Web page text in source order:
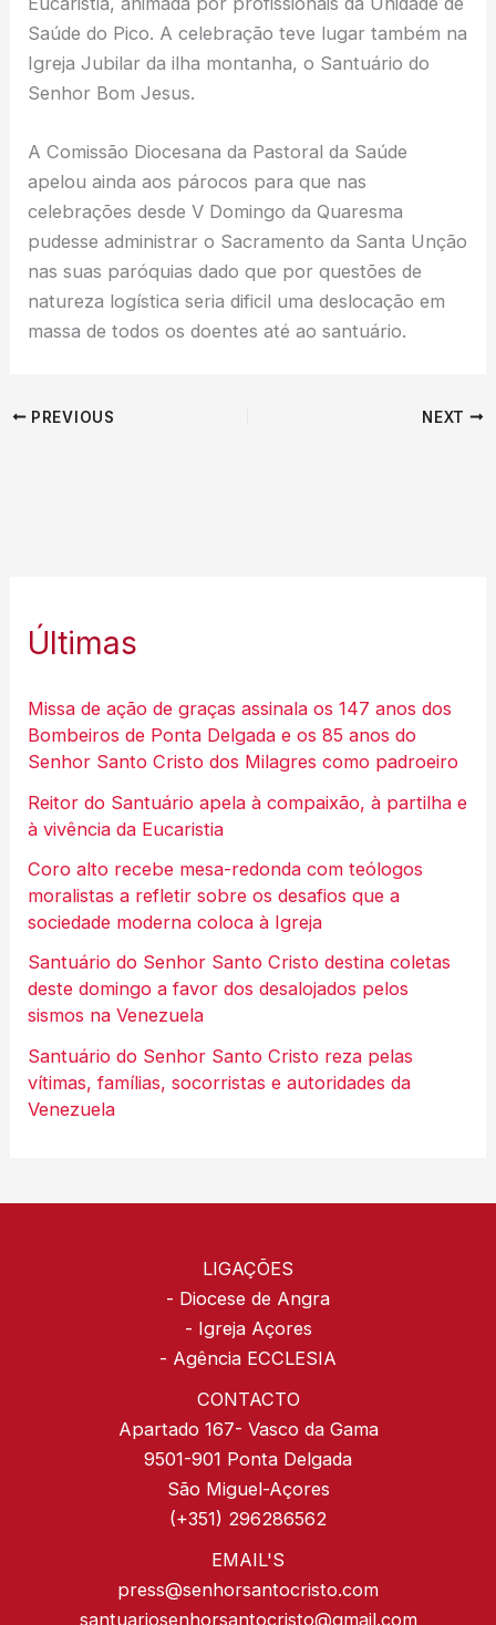
Saúde do Pico. A celebração teve lugar também na
Igreja Jubilar da ilha montanha, o Santuário do
Senhor Bom Jesus.
A Comissão Diocesana da Pastoral da Saúde
apelou ainda aos párocos para que nas
celebrações desde V Domingo da Quaresma
pudesse administrar o Sacramento da Santa Unção
nas suas paróquias dado que por questões de
natureza logística seria dificil uma deslocação em
massa de todos os doentes até ao santuário.
PREVIOUS NEXT
Últimas
Missa de ação de graças assinala os 147 anos dos
Bombeiros de Ponta Delgada e os 85 anos do
Senhor Santo Cristo dos Milagres como padroeiro
Reitor do Santuário apela à compaixão, à partilha e
à vivência da Eucaristia
Coro alto recebe mesa-redonda com teólogos
moralistas a refletir sobre os desafios que a
sociedade moderna coloca à Igreja
Santuário do Senhor Santo Cristo destina coletas
deste domingo a favor dos desalojados pelos
sismos na Venezuela
Santuário do Senhor Santo Cristo reza pelas
vítimas, famílias, socorristas e autoridades da
Venezuela
LIGAÇÕES
- Diocese de Angra
- Igreja Açores
- Agência ECCLESIA
CONTACTO
Apartado 167- Vasco da Gama
9501-901 Ponta Delgada
São Miguel-Açores
(+351) 296286562
EMAIL'S
press@senhorsantocristo.com
santuariosenhorsantocristo@gmail.com